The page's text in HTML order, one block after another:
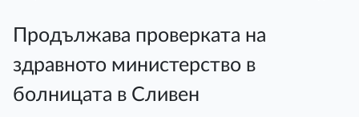
Продължава проверката на
здравното министерство в
болницата в Сливен